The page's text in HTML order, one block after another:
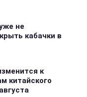
не
кабачки в
к
китайского